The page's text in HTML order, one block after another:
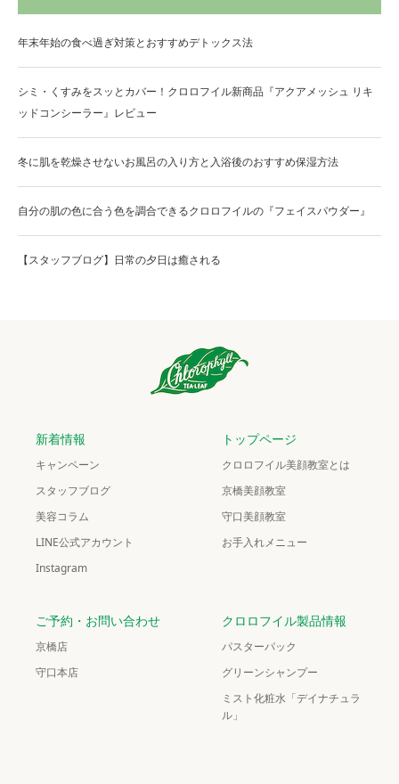
年末年始の食べ過ぎ対策とおすすめデトックス法
シミ・くすみをスッとカバー！クロロフイル新商品『アクアメッシュ リキ
ッドコンシーラー』レビュー
冬に肌を乾燥させないお風呂の入り方と入浴後のおすすめ保湿方法
自分の肌の色に合う色を調合できるクロロフイルの『フェイスパウダー』
【スタッフブログ】日常の夕日は癒される
新着情報
キャンペーン
スタッフブログ
美容コラム
LINE公式アカウント
Instagram
トップページ
クロロフイル美顔教室とは
京橋美顔教室
守口美顔教室
お手入れメニュー
ご予約・お問い合わせ
京橋店
守口本店
クロロフイル製品情報
パスターパック
グリーンシャンプー
ミスト化粧水「デイナチュラ
ル」